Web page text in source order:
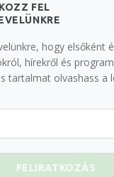
FEL
hogy elsőként
hírekről és
tartalmat olvashass a